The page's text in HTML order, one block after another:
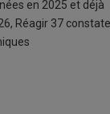
en 2025 et déjà
Réagir 37 constate